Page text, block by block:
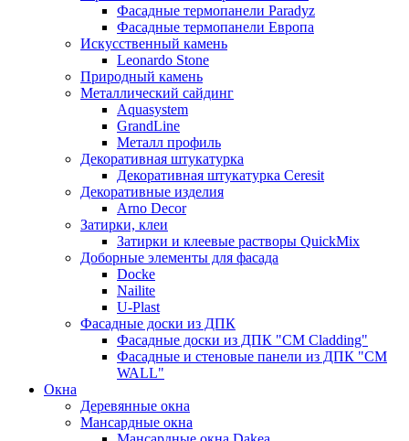
Фасадные термопанели Paradyz
Фасадные термопанели Европа
Искусственный камень
Leonardo Stone
Природный камень
Металлический сайдинг
Aquasystem
GrandLine
Металл профиль
Декоративная штукатурка
Декоративная штукатурка Ceresit
Декоративные изделия
Arno Decor
Затирки, клеи
Затирки и клеевые растворы QuickMix
Доборные элементы для фасада
Docke
Nailite
U-Plast
Фасадные доски из ДПК
Фасадные доски из ДПК "CM Cladding"
Фасадные и стеновые панели из ДПК "CM
WALL"
Окна
Деревянные окна
Мансардные окна